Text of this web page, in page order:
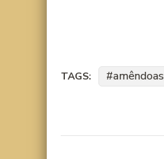
TAGS: amêndoas